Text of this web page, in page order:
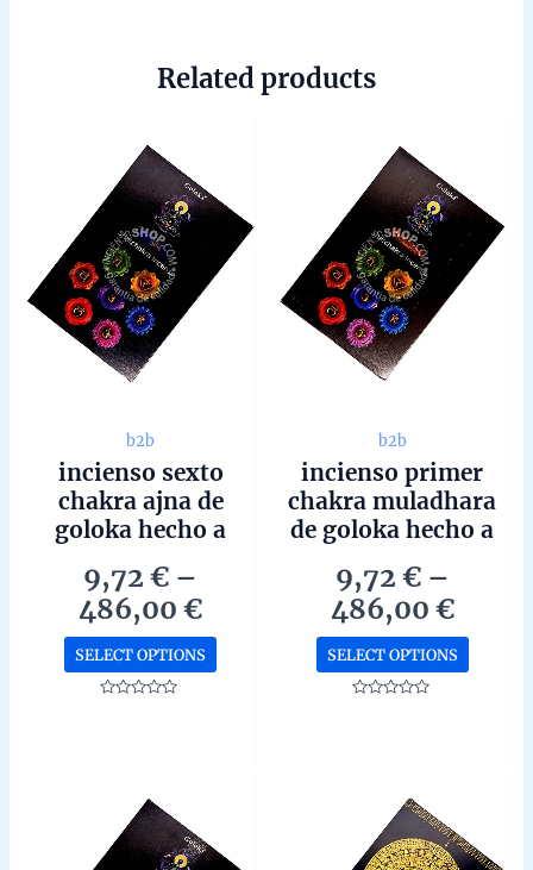
Related products
b2b
incienso sexto
chakra ajna de
goloka hecho a
en caja de 12
unidades de 15g
b2b
9,72€ –
486,00€Price
range:
9,72 €
SELECT OPTIONS
product
b2b
incienso primer
chakra muladhara
de goloka hecho a
en caja de 12
unidades de 15g
b2b
9,72€ –
486,00 €Price
9,72
SELECT OPTIONS
product
may